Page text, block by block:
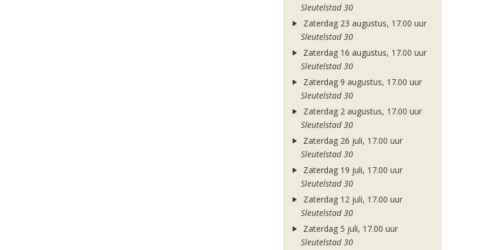
Sleutelstad 30
Zaterdag 23 augustus, 17.00 uur
Sleutelstad 30
Zaterdag 16 augustus, 17.00 uur
Sleutelstad 30
Zaterdag 9 augustus, 17.00 uur
Sleutelstad 30
Zaterdag 2 augustus, 17.00 uur
Sleutelstad 30
Zaterdag 26 juli, 17.00 uur
Sleutelstad 30
Zaterdag 19 juli, 17.00 uur
Sleutelstad 30
Zaterdag 12 juli, 17.00 uur
Sleutelstad 30
Zaterdag 5 juli, 17.00 uur
Sleutelstad 30